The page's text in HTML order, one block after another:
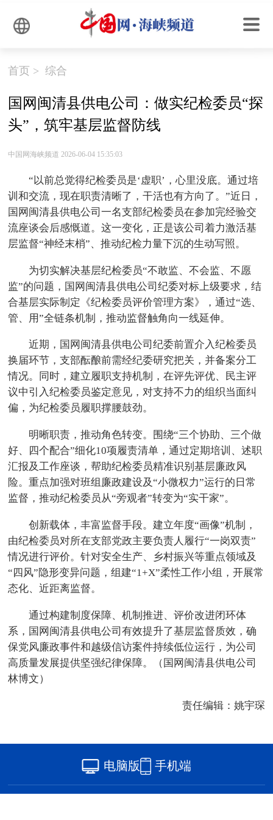
首页 >综合
国网闽清县供电公司：做实纪检委员“探
头”，筑牢基层监督防线
中国网海峡频道 2026-06-04 15:35:03
“以前总觉得纪检委员是‘虚职’，心里没底。通过培
训和交流，现在职责清晰了，干活也有方向了。”近日，
国网闽清县供电公司一名支部纪检委员在参加完经验交
流座谈会后感慨道。这一变化，正是该公司着力激活基
层监督“神经末梢”、推动纪检力量下沉的生动写照。
为切实解决基层纪检委员“不敢监、不会监、不愿
监”的问题，国网闽清县供电公司纪委对标上级要求，结
合基层实际制定《纪检委员评价管理方案》，通过“选、
管、用”全链条机制，推动监督触角向一线延伸。
近期，国网闽清县供电公司纪委前置介入纪检委员
换届环节，支部酝酿前需经纪委研究把关，并备案分工
情况。同时，建立履职支持机制，在评先评优、民主评
议中引入纪检委员鉴定意见，对支持不力的组织当面纠
偏，为纪检委员履职撑腰鼓劲。
明晰职责，推动角色转变。围绕“三个协助、三个做
好、四个配合”细化10项履责清单，通过定期培训、述职
汇报及工作座谈，帮助纪检委员精准识别基层廉政风
险。重点加强对班组廉政建设及“小微权力”运行的日常
监督，推动纪检委员从“旁观者”转变为“实干家”。
创新载体，丰富监督手段。建立年度“画像”机制，
由纪检委员对所在支部党政主要负责人履行“一岗双责”
情况进行评价。针对安全生产、乡村振兴等重点领域及
“四风”隐形变异问题，组建“1+X”柔性工作小组，开展常
态化、近距离监督。
通过构建制度保障、机制推进、评价改进闭环体
系，国网闽清县供电公司有效提升了基层监督质效，确
保党风廉政事件和越级信访案件持续低位运行，为公司
高质量发展提供坚强纪律保障。（国网闽清县供电公司
林博文）
责任编辑：姚宇琛
电脑版 手机端